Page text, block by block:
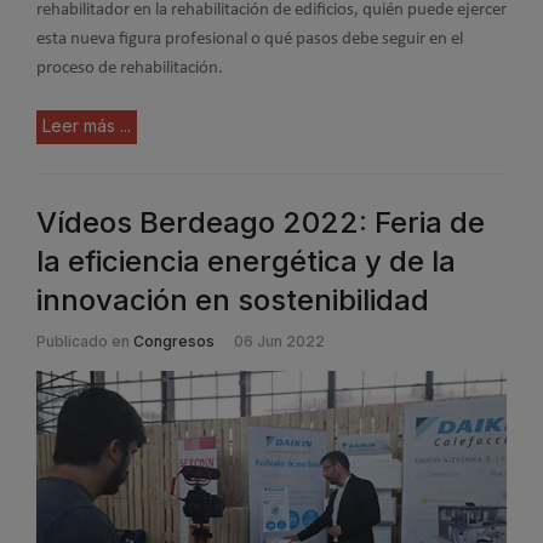
rehabilitador en la rehabilitación de edificios, quién puede ejercer
esta nueva figura profesional o qué pasos debe seguir en el
proceso de rehabilitación.
Leer más ...
Vídeos Berdeago 2022: Feria de
la eficiencia energética y de la
innovación en sostenibilidad
Publicado en Congresos 06 Jun 2022